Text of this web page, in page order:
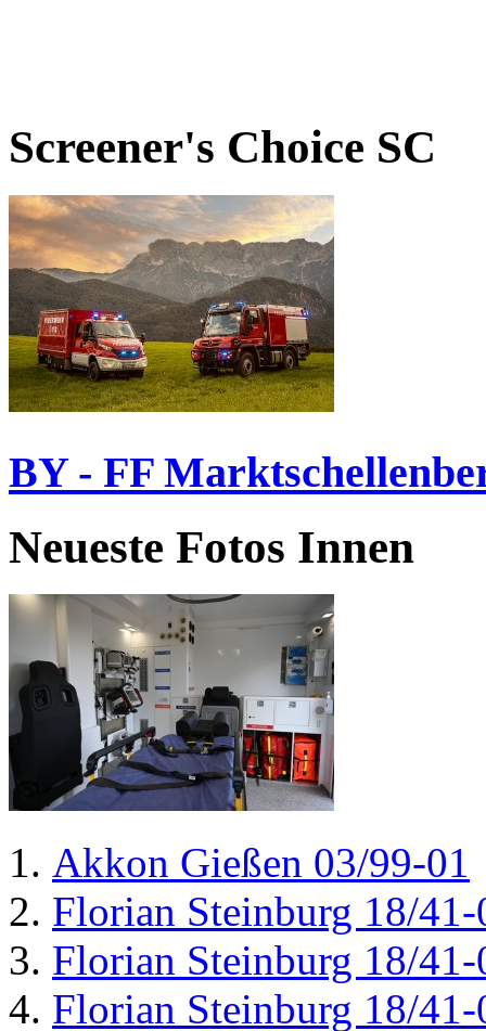
Screener's Choice SC
BY - FF
Neueste Fotos Innen
Akkon Gießen 03/99-01
Florian Steinburg 18/41-
Florian Steinburg 18/41-
Florian Steinburg 18/41-